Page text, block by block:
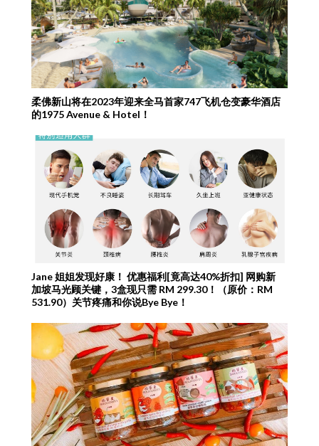
柔佛新山将在2023年迎来全马首家747飞机仓变豪华酒店
的1975 Avenue & Hotel！
Jane 姐姐发现好康！ 优惠福利[竟高达40%折扣] 网购新
加坡马光顾关键，3盒现只需 RM 299.30！（原价：RM
531.90）关节疼痛和你说Bye Bye！